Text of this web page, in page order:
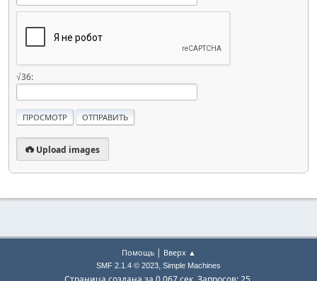
√36:
Upload images
Помощь| Вверх ▲
SMF 2.1.4 © 2023, Simple Machines